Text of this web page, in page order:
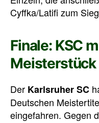
Cyffka/Latifi zum
Finale: KSC
Meisterstück
Der Karlsruher SC
Deutschen
eingefahren. Gegen